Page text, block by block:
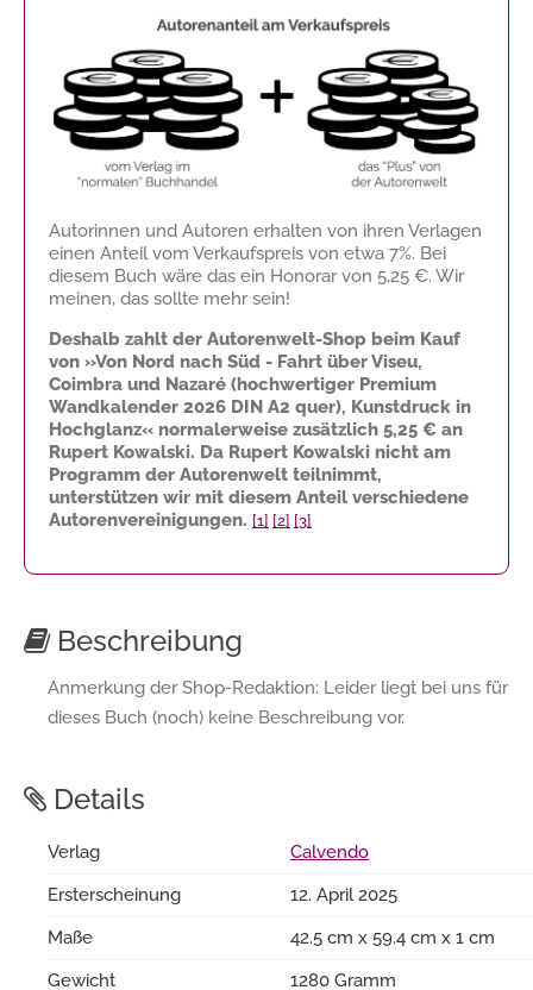
Autorinnen und Autoren erhalten von ihren Verlagen
einen Anteil vom Verkaufspreis von etwa 7%. Bei
diesem Buch wäre das ein Honorar von 5,25 €. Wir
meinen, das sollte mehr sein!
Deshalb zahlt der Autorenwelt-Shop beim Kauf
von »Von Nord nach Süd - Fahrt über Viseu,
Coimbra und Nazaré (hochwertiger Premium
Wandkalender 2026 DIN A2 quer), Kunstdruck in
Hochglanz« normalerweise zusätzlich 5,25 € an
Rupert Kowalski. Da Rupert Kowalski nicht am
Programm der Autorenwelt teilnimmt,
unterstützen wir mit diesem Anteil verschiedene
Autorenvereinigungen. [1] [2] [3]
Beschreibung
Anmerkung der Shop-Redaktion: Leider liegt bei uns für
dieses Buch (noch) keine Beschreibung vor.
Details
Verlag
Calvendo
Ersterscheinung
12. April 2025
Maße
42.5 cm x 59.4 cm x 1 cm
Gewicht
1280 Gramm